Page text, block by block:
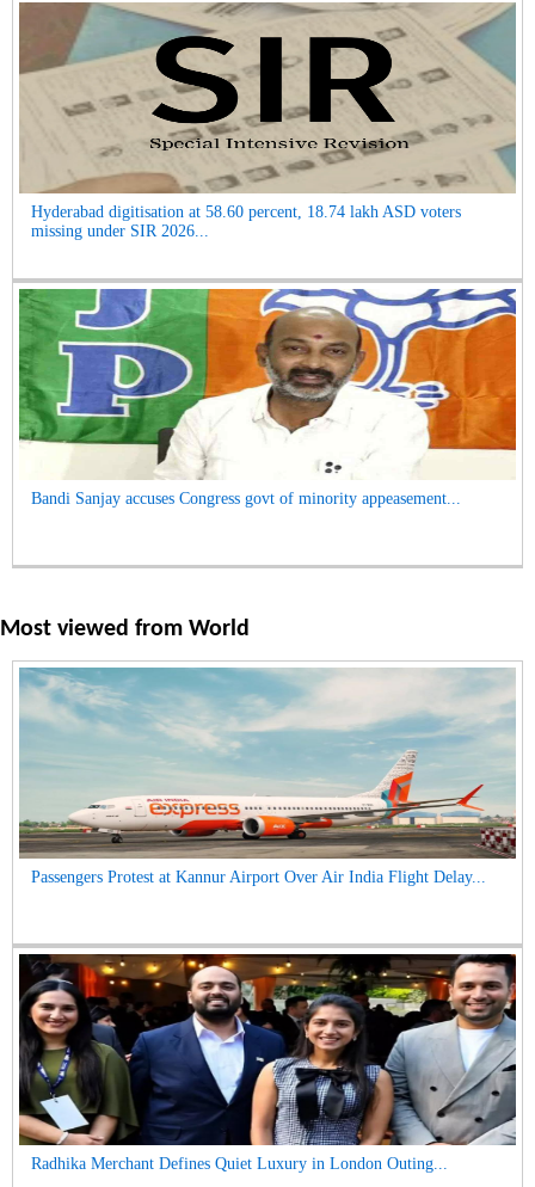
Hyderabad digitisation at 58.60 percent, 18.74 lakh ASD voters
missing under SIR 2026...
Bandi Sanjay accuses Congress govt of minority appeasement...
Most viewed from World
Passengers Protest at Kannur Airport Over Air India Flight Delay...
Radhika Merchant Defines Quiet Luxury in London Outing...